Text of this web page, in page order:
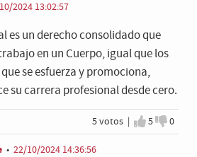
2024 13:02:57
es un derecho consolidado que
en un Cuerpo, igual que los
se esfuerza y promociona,
su carrera profesional desde cero.
5 votos |
Estoy de
5
No
0
• 22/10/2024 14:36:56